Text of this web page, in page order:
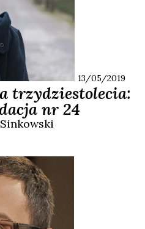
13/05/2019
trzydziestolecia:
nr 24
Sinkowski